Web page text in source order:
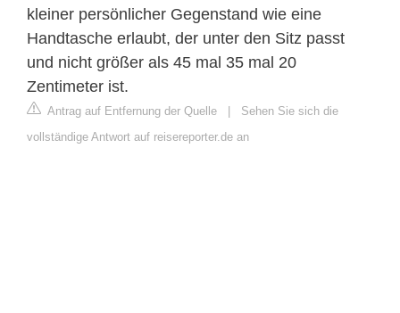
kleiner persönlicher Gegenstand wie eine
Handtasche erlaubt, der unter den Sitz passt
und nicht größer als 45 mal 35 mal 20
Zentimeter ist.
Antrag auf Entfernung der Quelle | Sehen Sie sich die
vollständige Antwort auf reisereporter.de an